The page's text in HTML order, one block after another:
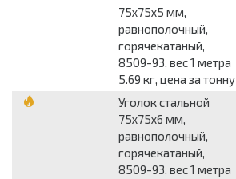
75x75x5 мм,
равнополочный,
горячекатаный,
8509-93, вес 1 метра
5.69 кг, цена за тонну
Уголок стальной
75x75x6 мм,
равнополочный,
горячекатаный,
8509-93, вес 1 метра